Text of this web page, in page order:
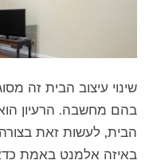
שינוי עיצוב הבית זה
בהם מחשבה. הרעיון
הבית, לעשות זאת
באיזה אלמנט באמת